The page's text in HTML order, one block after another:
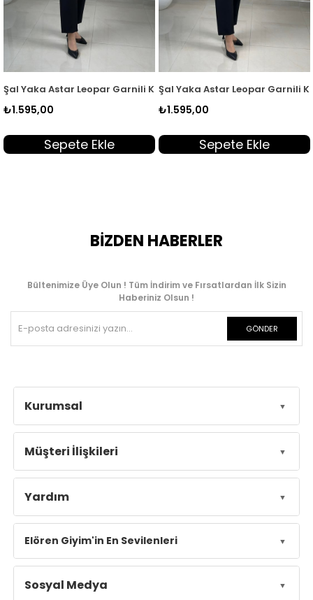
EYL 1495
Leopar Garnili Kadın Ceket Taş EYL 1495
Ekle
Şal Yaka Astar Leopar Garnili Kadın Ceket
Sepete Ekle
Kruvaze
BİZDEN HABERLER
Bültenimize Üye Olun ! Tüm İndirim ve Fırsatlardan İlk Sizin
Haberiniz Olsun !
GÖNDER
Kurumsal
Müşteri İlişkileri
Yardım
Elören Giyim'in En Sevilenleri
Sosyal Medya